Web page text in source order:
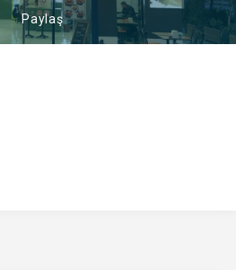
Paylaş